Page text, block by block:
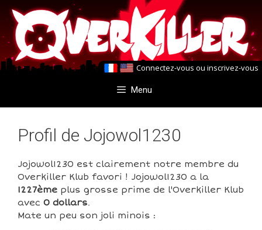
Aller
au
contenu
Aller
au
contenu
Connectez-vous ou inscrivez-vous
Menu
Profil de Jojowol1230
Jojowol1230 est clairement notre membre du
Overkiller Klub favori ! Jojowol1230 a la
1227ème plus grosse prime de l'Overkiller Klub
avec 0 dollars.
Mate un peu son joli minois :